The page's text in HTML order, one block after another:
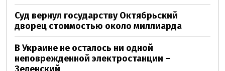
Суд вернул государству Октябрьский
дворец стоимостью около миллиарда
В Украине не осталось ни одной
неповрежденной электростанции –